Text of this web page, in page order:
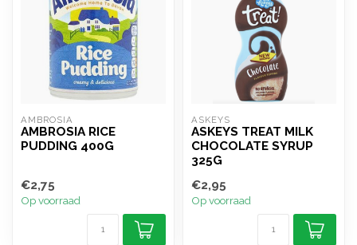
AMBROSIA
AMBROSIA RICE
PUDDING 400G
€2,75
Op voorraad
ASKEYS
ASKEYS TREAT MILK
CHOCOLATE SYRUP
325G
€2,95
Op voorraad